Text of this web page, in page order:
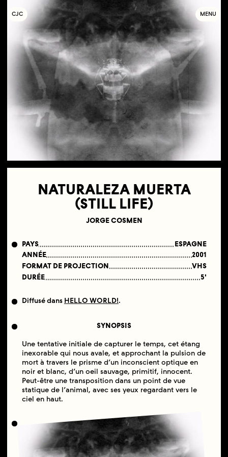
COLLECTIF
JEUNE
C INÉMA MENU
NATURALEZA MUERTA
(STILL LIFE)
JORGE COSMEN
PAYS
ESPAGNE
ANNÉE
2001
FORMAT DE PROJECTION
VHS
DURÉE
5'
Diffusé dans HELLO WORLD!.
SYNOPSIS
Une tentative initiale de capturer le temps, cet étang
inexorable qui nous avale, et approchant la pulsion de
mort à travers le prisme d’un inconscient optique en
noir et blanc, d’un oeil sauvage, primitif, innocent.
Peut-être une transposition dans un point de vue
statique de l’animal, avec ses yeux regardant vers le
ciel en haut.